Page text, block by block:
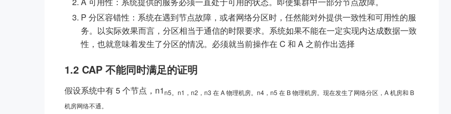
P 分区容错性：系统在遇到节点故障，或者网络分区时，任然能对外提供一致性和可用性的服
务。以实际效果而言，分区相当于通信的时限要求。系统如果不能在一定实现内达成数据一致
性，也就意味着发生了分区的情况。必须就当前操作在 C 和 A 之前作出选择
1.2 CAP 不能同时满足的证明
假设系统中有 5 个节点，n1n5。n1，n2，n3 在 A 物理机房。n4，n5 在 B 物理机房。现在发生了网络分区，A 机房和 B
机房网络不通。